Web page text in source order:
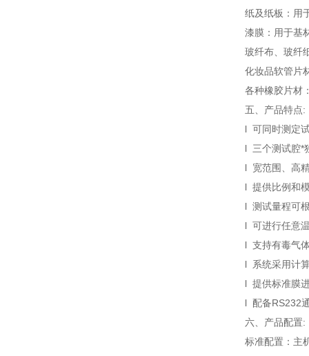
纸及纸板：用
漆膜：用于基
玻纤布、玻纤
化妆品软管片
各种橡胶片材
五、产品特点:
l 可同时测定
l 三个测试腔*
l 宽范围、高
l 提供比例和
l 测试量程可
l 可进行任意
l 支持有毒气
l 系统采用计
l 提供标准膜
l 配备RS232
六、产品配置:
标准配置：主